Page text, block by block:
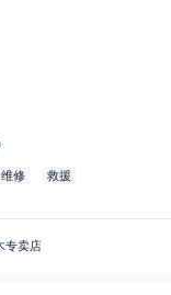
维修 救援
专卖店